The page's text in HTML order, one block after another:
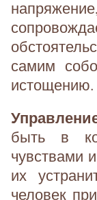
самим
истощению.
быть в
чувствами
их
человек